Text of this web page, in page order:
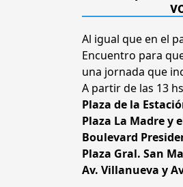
Al igual que en el
Encuentro para
una jornada que
A partir de las 13
Plaza de la
Plaza La Madre y
Boulevard
Plaza Gral. San
Av. Villanueva y